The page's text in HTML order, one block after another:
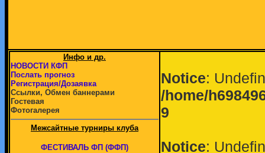
Инфо и др.
НОВОСТИ КФП
Послать прогноз
Регистрация/Дозаявка
Ссылки, Обмен баннерами
Гостевая
Фотогалерея
Межсайтные турниры клуба
ФЕСТИВАЛЬ ФП (ФФП)
Notice:
/home/
9
Notice: